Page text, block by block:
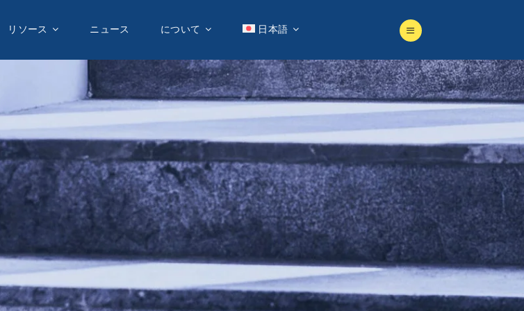
リソース ニュース について 日本語
リソース ニュース について 日本語